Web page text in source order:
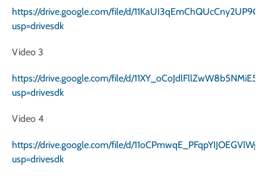
https://drive.google.com/file/d/
usp=drivesdk
Video 3
https://drive.google.com/file/d/
usp=drivesdk
Video 4
https://drive.google.com/file/d/
usp=drivesdk